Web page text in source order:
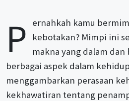
P ernahkah kamu
kebotakan? Mimpi ini
makna yang dalam
berbagai aspek dalam
menggambarkan perasaan
kekhawatiran tentang